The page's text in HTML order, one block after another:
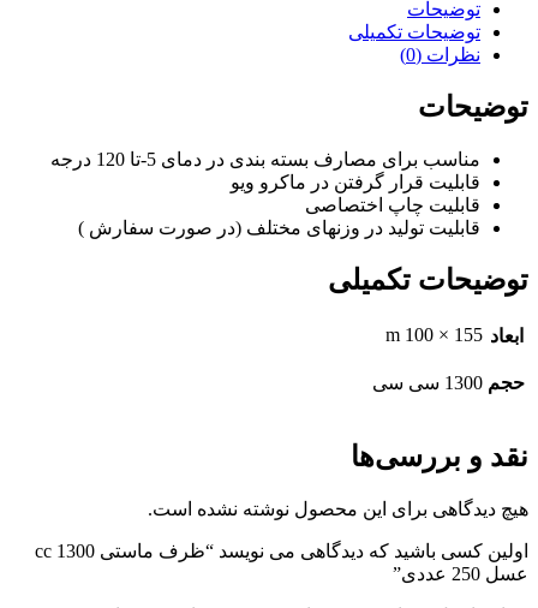
توضیحات
توضیحات تکمیلی
نظرات (0)
توضیحات
مناسب برای مصارف بسته بندی در دمای 5-تا 120 درجه
قابلیت قرار گرفتن در ماکرو ویو
قابلیت چاپ اختصاصی
قابلیت تولید در وزنهای مختلف (در صورت سفارش )
توضیحات تکمیلی
ابعاد 155 × 100 m
حجم 1300 سی سی
نقد و بررسی‌ها
هیچ دیدگاهی برای این محصول نوشته نشده است.
اولین کسی باشید که دیدگاهی می نویسد “ظرف ماستی 1300 cc
عسل 250 عددی”